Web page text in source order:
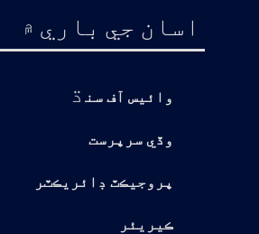
اسان جي باري ۾
وائيس آف سن ڌ
وڏي سرپرست
پروجيڪٽ ڊائريڪٽر
ڪيريئر